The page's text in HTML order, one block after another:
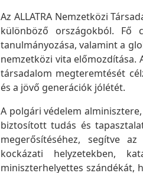
Az ALLATRA Nemzetközi
különböző országokból. Fő
tanulmányozása, valamint a
nemzetközi vita
társadalom megteremtését
és a jövő generációk jólétét.
A polgári védelem alminisztere,
biztosított tudás és
megerősítéséhez, segítve
kockázati helyzetekben,
miniszterhelyettes szándékát,